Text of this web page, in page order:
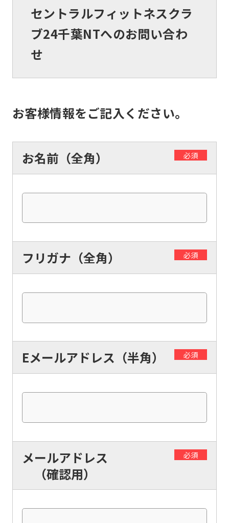
セントラルフィットネスクラ
ブ24千葉NTへのお問い合わ
せ
お客様情報をご記入ください。
お名前（全角） 必須
フリガナ（全角） 必須
Eメールアドレス（半角） 必須
メールアドレス
（確認用）
必須